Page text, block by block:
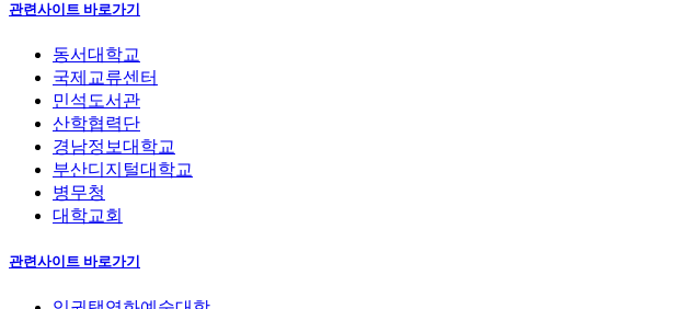
관련사이트 바로가기
동서대학교
국제교류센터
민석도서관
산학협력단
경남정보대학교
부산디지털대학교
병무청
대학교회
관련사이트 바로가기